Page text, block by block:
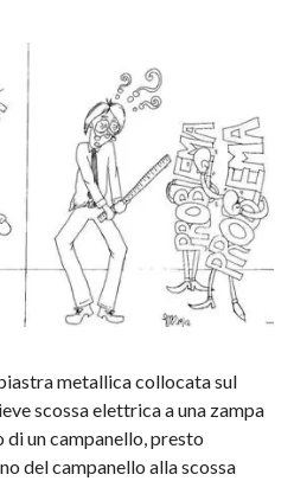
metallica collocata sul
scossa elettrica a una zampa
un campanello, presto
del campanello alla scossa